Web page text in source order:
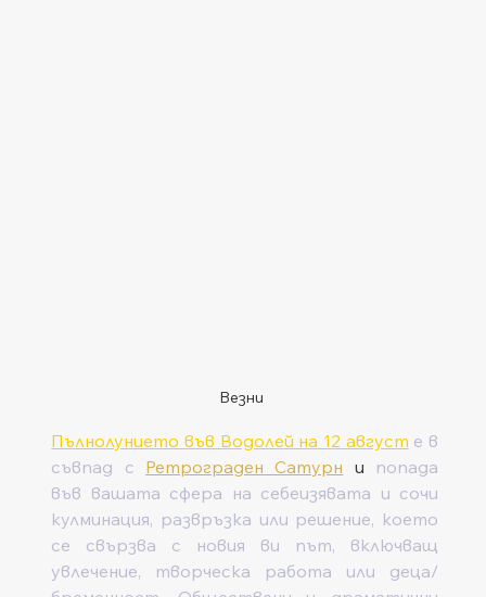
Везни
Пълнолунието във Водолей на 12 август е в
съвпад с Ретрограден Сатурн и попада
във вашата сфера на себеизявата и сочи
кулминация, развръзка или решение, което
се свързва с новия ви път, включващ
увлечение, творческа работа или деца/